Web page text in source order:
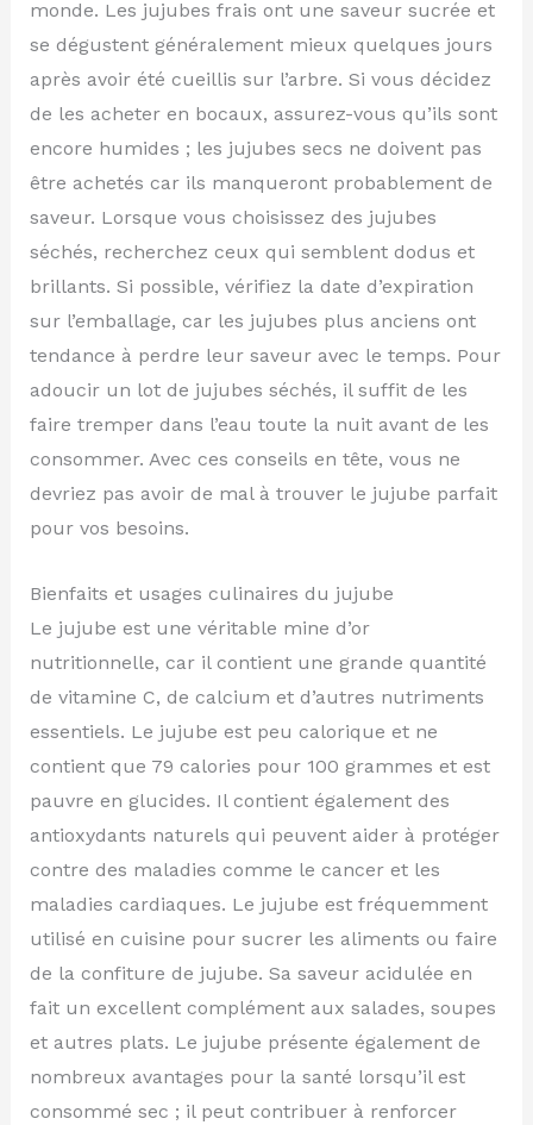
monde. Les jujubes frais ont une saveur sucrée et
se dégustent généralement mieux quelques jours
après avoir été cueillis sur l’arbre. Si vous décidez
de les acheter en bocaux, assurez-vous qu’ils sont
encore humides ; les jujubes secs ne doivent pas
être achetés car ils manqueront probablement de
saveur. Lorsque vous choisissez des jujubes
séchés, recherchez ceux qui semblent dodus et
brillants. Si possible, vérifiez la date d’expiration
sur l’emballage, car les jujubes plus anciens ont
tendance à perdre leur saveur avec le temps. Pour
adoucir un lot de jujubes séchés, il suffit de les
faire tremper dans l’eau toute la nuit avant de les
consommer. Avec ces conseils en tête, vous ne
devriez pas avoir de mal à trouver le jujube parfait
pour vos besoins.
Bienfaits et usages culinaires du jujube
Le jujube est une véritable mine d’or
nutritionnelle, car il contient une grande quantité
de vitamine C, de calcium et d’autres nutriments
essentiels. Le jujube est peu calorique et ne
contient que 79 calories pour 100 grammes et est
pauvre en glucides. Il contient également des
antioxydants naturels qui peuvent aider à protéger
contre des maladies comme le cancer et les
maladies cardiaques. Le jujube est fréquemment
utilisé en cuisine pour sucrer les aliments ou faire
de la confiture de jujube. Sa saveur acidulée en
fait un excellent complément aux salades, soupes
et autres plats. Le jujube présente également de
nombreux avantages pour la santé lorsqu’il est
consommé sec ; il peut contribuer à renforcer